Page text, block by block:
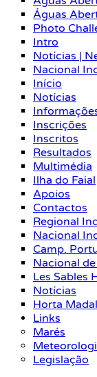
Águas
Photo
Intro
Notícias |
Nacional
Início
Notícias
Inscrições
Inscritos
Resultados
Multimédia
Ilha do Faial
Apoios
Contactos
Regional
Nacional
Camp.
Nacional
Les Sables
Notícias
Horta
Links
Marés
Legislação